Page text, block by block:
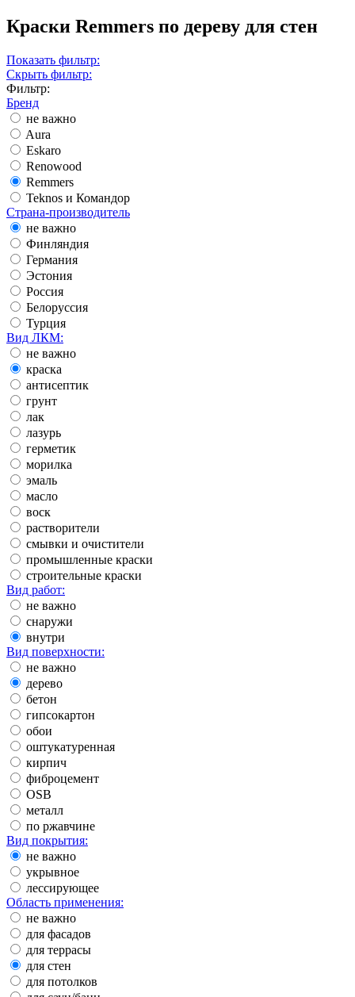
Краски Remmers по дереву для стен
Показать фильтр:
Скрыть фильтр:
Фильтр:
Бренд
не важно
Aura
Eskaro
Renowood
Remmers
Teknos и Командор
Страна-производитель
не важно
Финляндия
Германия
Эстония
Россия
Белоруссия
Турция
Вид ЛКМ:
не важно
краска
антисептик
грунт
лак
лазурь
герметик
морилка
эмаль
масло
воск
растворители
смывки и очистители
промышленные краски
строительные краски
Вид работ:
не важно
снаружи
внутри
Вид поверхности:
не важно
дерево
бетон
гипсокартон
обои
оштукатуренная
кирпич
фиброцемент
OSB
металл
по ржавчине
Вид покрытия:
не важно
укрывное
лессирующее
Область применения:
не важно
для фасадов
для террасы
для стен
для потолков